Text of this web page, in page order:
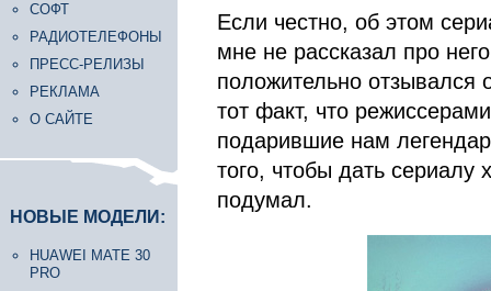
СОФТ
РАДИОТЕЛЕФОНЫ
ПРЕСС-РЕЛИЗЫ
РЕКЛАМА
О САЙТЕ
НОВЫЕ МОДЕЛИ:
HUAWEI MATE 30
PRO
Если честно, об этом
мне не рассказал про
положительно отзывался
тот факт, что
подарившие нам
того, чтобы дать сериалу
подумал.